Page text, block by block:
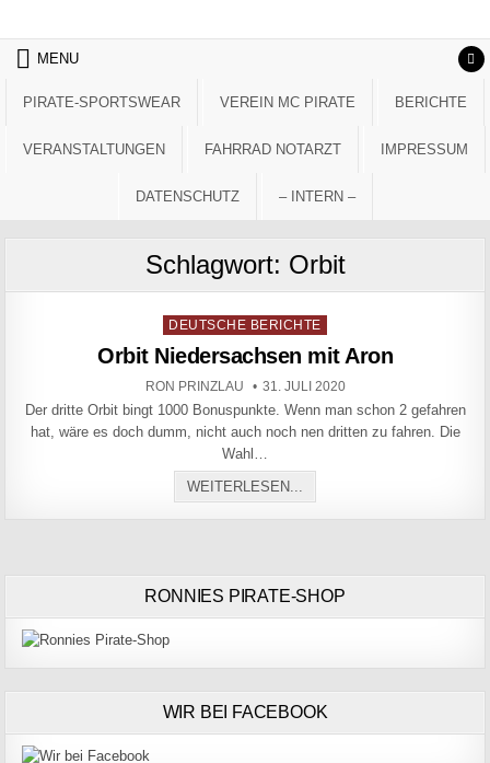
MENU
PIRATE-SPORTSWEAR VEREIN MC PIRATE BERICHTE
VERANSTALTUNGEN FAHRRAD NOTARZT IMPRESSUM
DATENSCHUTZ – INTERN –
Schlagwort: Orbit
Posted in
DEUTSCHE BERICHTE
Orbit Niedersachsen mit Aron
AUTHOR:
RON PRINZLAU PUBLISHED DATE:
31. JULI 2020
Der dritte Orbit bingt 1000 Bonuspunkte. Wenn man schon 2 gefahren
hat, wäre es doch dumm, nicht auch noch nen dritten zu fahren. Die
Wahl…
WEITERLESEN...
RONNIES PIRATE-SHOP
WIR BEI FACEBOOK